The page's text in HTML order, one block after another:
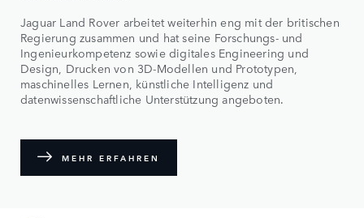
Jaguar Land Rover arbeitet weiterhin eng mit der britischen
Regierung zusammen und hat seine Forschungs- und
Ingenieurkompetenz sowie digitales Engineering und
Design, Drucken von 3D-Modellen und Prototypen,
maschinelles Lernen, künstliche Intelligenz und
datenwissenschaftliche Unterstützung angeboten.
MEHR ERFAHREN